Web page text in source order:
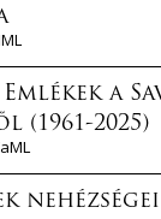
Emlékek a
2025)